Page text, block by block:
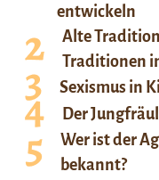
entwickeln
Alte
Traditionen
Sexismus in
Der
Wer ist der
bekannt?